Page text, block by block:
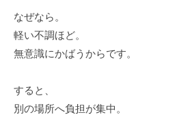
なぜなら。
軽い不調ほど。
無意識にかばうからです。
すると、
別の場所へ負担が集中。